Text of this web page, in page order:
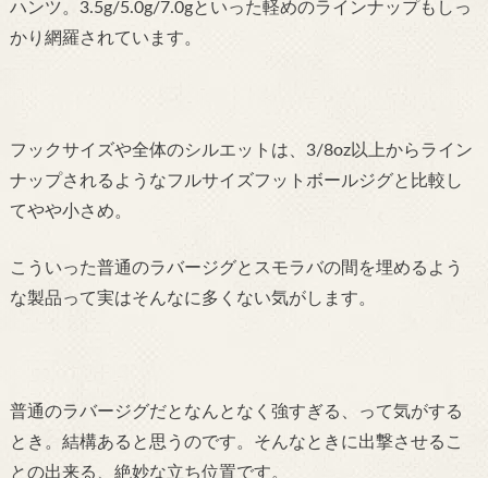
ハンツ。3.5g/5.0g/7.0gといった軽めのラインナップもしっ
かり網羅されています。
フックサイズや全体のシルエットは、3/8oz以上からライン
ナップされるようなフルサイズフットボールジグと比較し
てやや小さめ。
こういった普通のラバージグとスモラバの間を埋めるよう
な製品って実はそんなに多くない気がします。
普通のラバージグだとなんとなく強すぎる、って気がする
とき。結構あると思うのです。 そんなときに出撃させるこ
との出来る、絶妙な立ち位置です。